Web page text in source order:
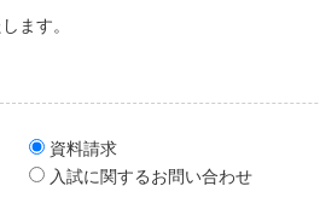
ます。
資料請求
入試に関するお問い合わせ